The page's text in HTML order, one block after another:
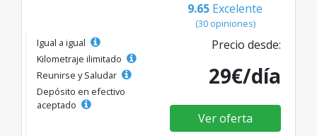
9.65 Excelente
(30 opiniones)
Igual a igual
Kilometraje ilimitado
Reunirse y Saludar
Depósito en efectivo
aceptado
Precio desde:
29€/día
Ver oferta